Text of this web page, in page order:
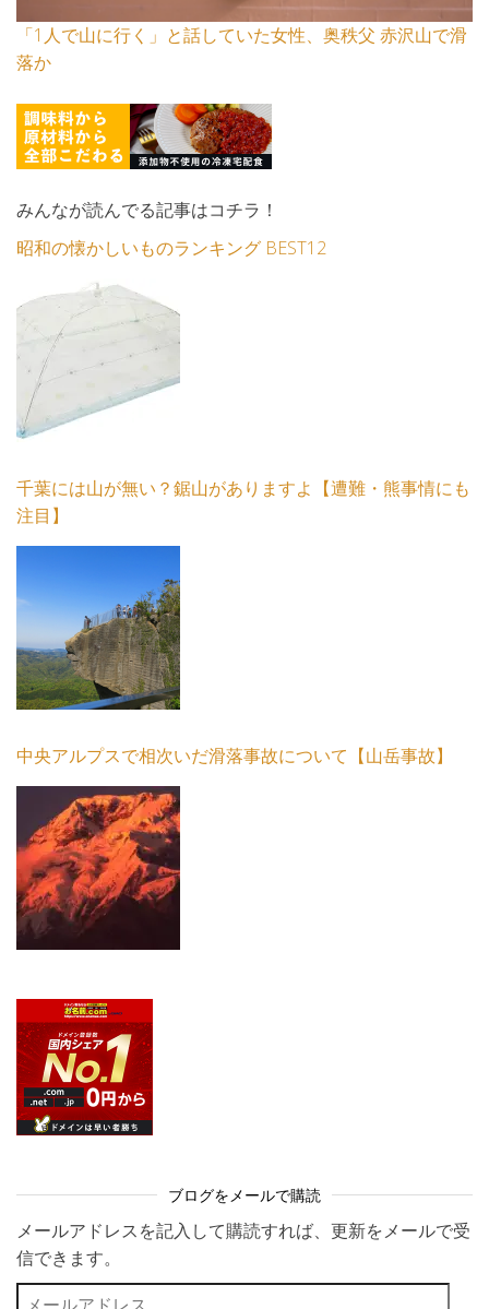
「1人で山に行く」と話していた女性、奥秩父 赤沢山で滑
落か
みんなが読んでる記事はコチラ！
昭和の懐かしいものランキング BEST12
千葉には山が無い？鋸山がありますよ【遭難・熊事情にも
注目】
中央アルプスで相次いだ滑落事故について【山岳事故】
ブログをメールで購読
メールアドレスを記入して購読すれば、更新をメールで受
信できます。
メールアドレス